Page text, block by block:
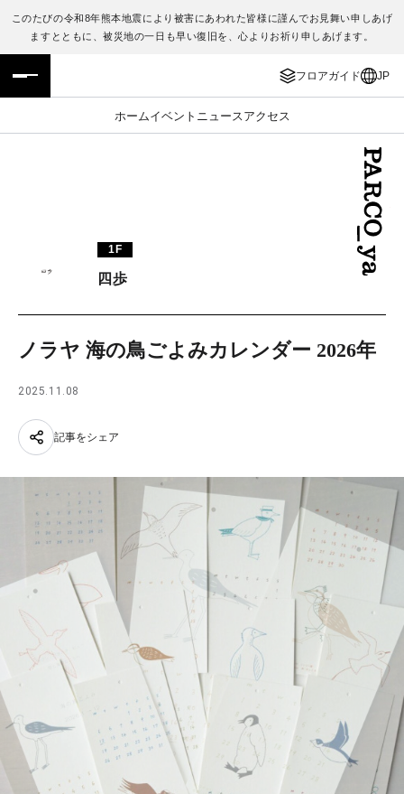
このたびの令和8年熊本地震により被害にあわれた皆様に謹んでお見舞い申しあげ
ますとともに、被災地の一日も早い復旧を、心よりお祈り申しあげます。
フロアガイド JP
ホームイベント ニュース アクセス
フロアガイド
施設案内・アクセス
TAX FREE
ENGLISH
繁体字
日本語
1F
四歩
ノラヤ 海の鳥ごよみカレンダー 2026年
2025.11.08
記事をシェア